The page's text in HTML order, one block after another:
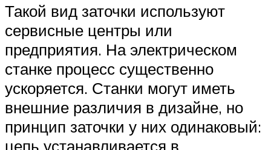
Такой вид заточки используют
сервисные центры или
предприятия. На электрическом
станке процесс существенно
ускоряется. Станки могут иметь
внешние различия в дизайне, но
принцип заточки у них одинаковый:
цепь устанавливается в